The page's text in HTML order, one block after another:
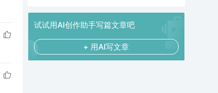
试试用AI创作助手写篇文章吧
+ 用AI写文章